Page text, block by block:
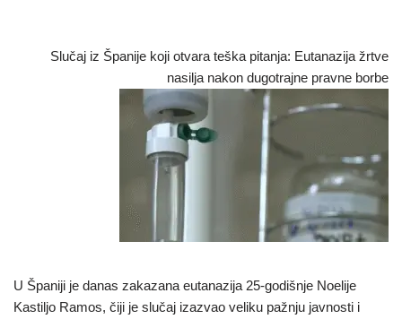
Slučaj iz Španije koji otvara teška pitanja: Eutanazija žrtve
nasilja nakon dugotrajne pravne borbe
U Španiji je danas zakazana eutanazija 25-godišnje Noelije
Kastiljo Ramos, čiji je slučaj izazvao veliku pažnju javnosti i